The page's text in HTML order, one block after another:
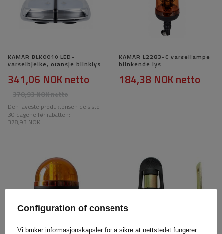
KAMAR BLK0010 LED-
varselbjelke, oransje blinklys
378,93 NOKnetto
341,06 NOKnetto
Den laveste produktprisen de siste
30 dagene før rabatten:
378,93 NOK
KAMAR L2283-C varsellampe
blinkende lys
184,38 NOKnetto
Configuration of consents
Vi bruker informasjonskapsler for å sikre at nettstedet fungerer